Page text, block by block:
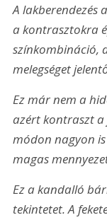
A lakberendezés
a kontrasztokra
színkombináció,
melegséget
Ez már nem a
azért kontraszt a
módon nagyon
magas
Ez a kandalló
tekintetet. A